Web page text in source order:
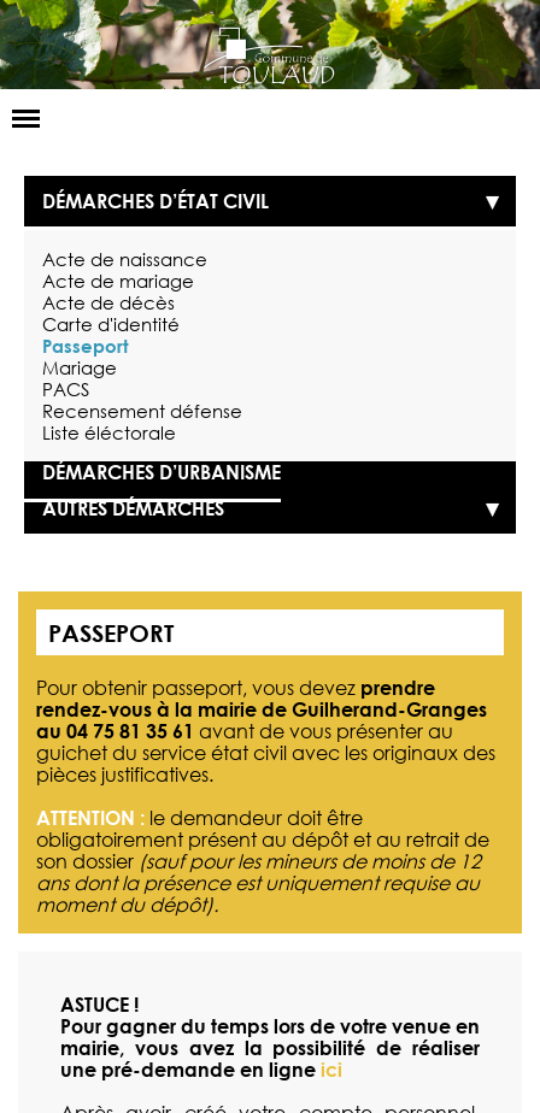
Basculer
LA MAIRIE
NOS SERVICES
LA VIE LOCALE
VOS DÉMARCHES
DÉMARCHES D’ÉTAT CIVIL
Acte de naissance
Acte de mariage
Acte de décès
Carte d'identité
Passeport
Mariage
PACS
Recensement défense
Liste éléctorale
DÉMARCHES D’URBANISME
AUTRES DÉMARCHES
PASSEPORT
Pour obtenir passeport, vous devez prendre
rendez-vous à la mairie de Guilherand-Granges
au 04 75 81 35 61 avant de vous présenter au
guichet du service état civil avec les originaux des
pièces justificatives.
ATTENTION : le demandeur doit être
obligatoirement présent au dépôt et au retrait de
son dossier (sauf pour les mineurs de moins de 12
ans dont la présence est uniquement requise au
moment du dépôt).
ASTUCE !
Pour gagner du temps lors de votre venue en
mairie, vous avez la possibilité de réaliser
une pré-demande en ligne ici